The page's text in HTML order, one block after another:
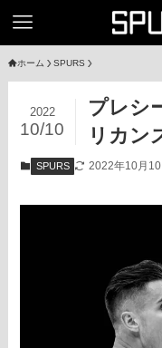
ホーム SPURS
プレシ
リカン
2022
10/10
SPURS 2022年10月10